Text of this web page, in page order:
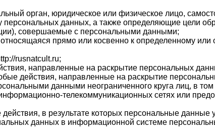
орган, юридическое или физическое лицо,
данных, а также определяющие цели
совершаемые с персональными данными;
прямо или косвенно к определенному или
rusnatcult.ru;
направленные на раскрытие персональных
действия, направленные на раскрытие
данными неограниченного круга лиц, в
телекоммуникационных сетях или
в результате которых персональные данные
данных в информационной системе